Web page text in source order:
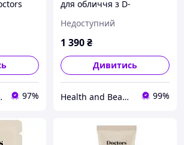
мл
97%
для обличчя з D-
Vitamin B5 Repair
Madecell Cream
Недоступний
1 390₴
Дивитись
Health and Beauty 99%